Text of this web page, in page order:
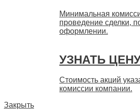
Минимальная
проведение сделки,
оформлении.
УЗНАТЬ
Стоимость акций
комиссии компании.
Закрыть